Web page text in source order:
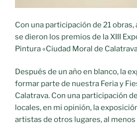
sus
patronales»
Con una participación de 21 obras,
se dieron los premios de la XIII
Pintura «Ciudad Moral de
Después de un año en blanco, la
formar parte de nuestra Feria y
Calatrava. Con una participación
locales, en mi opinión, la
artistas de otros lugares, al